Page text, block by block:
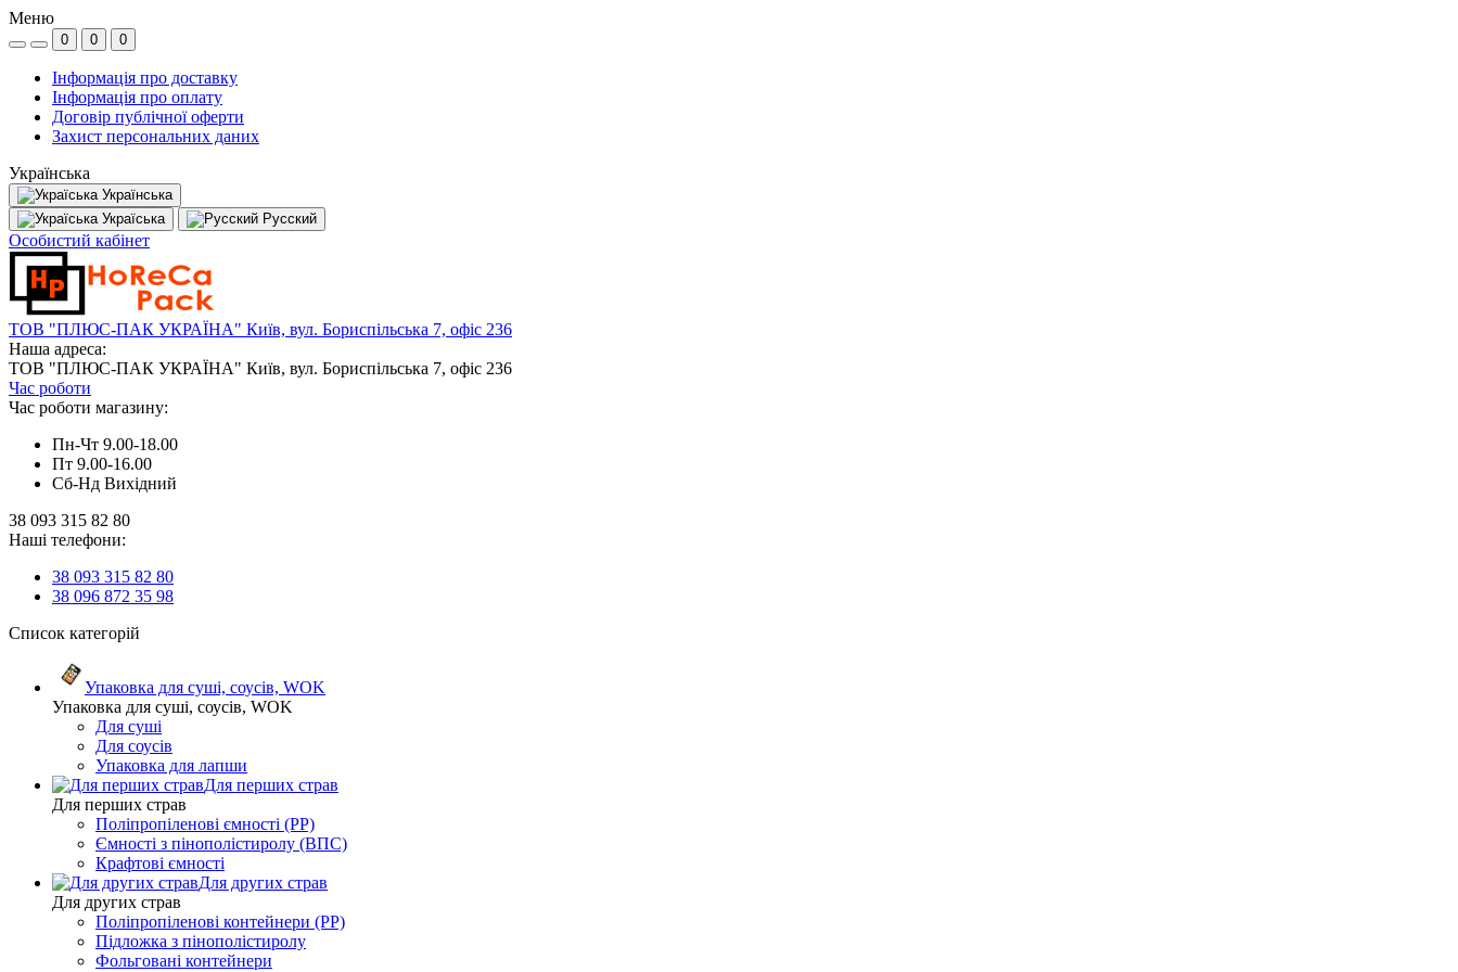
Меню
0 0 0
Інформація про доставку
Інформація про оплату
Договір публічної оферти
Захист персональних даних
Українська
Українська
Україська
Русский
Особистий кабінет
ТОВ "ПЛЮС-ПАК УКРАЇНА" Київ, вул. Бориспільська 7, офіс 236
Наша адреса:
ТОВ "ПЛЮС-ПАК УКРАЇНА" Київ, вул. Бориспільська 7, офіс 236
Час роботи
Час роботи магазину:
Пн-Чт 9.00-18.00
Пт 9.00-16.00
Сб-Нд Вихідний
38 093 315 82 80
Наші телефони:
38 093 315 82 80
38 096 872 35 98
Список категорій
Упаковка для суші, соусів, WOK
Упаковка для суші, соусів, WOK
Для суші
Для соусів
Упаковка для лапши
Для перших страв
Для перших страв
Поліпропіленові ємності (PP)
Ємності з пінополістиролу (ВПС)
Крафтові ємності
Для других страв
Для других страв
Поліпропіленові контейнери (PP)
Підложка з пінополістиролу
Фольговані контейнери